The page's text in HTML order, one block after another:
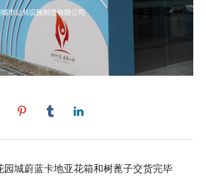
园城蔚蓝卡地亚花箱和树蓖子交货完毕